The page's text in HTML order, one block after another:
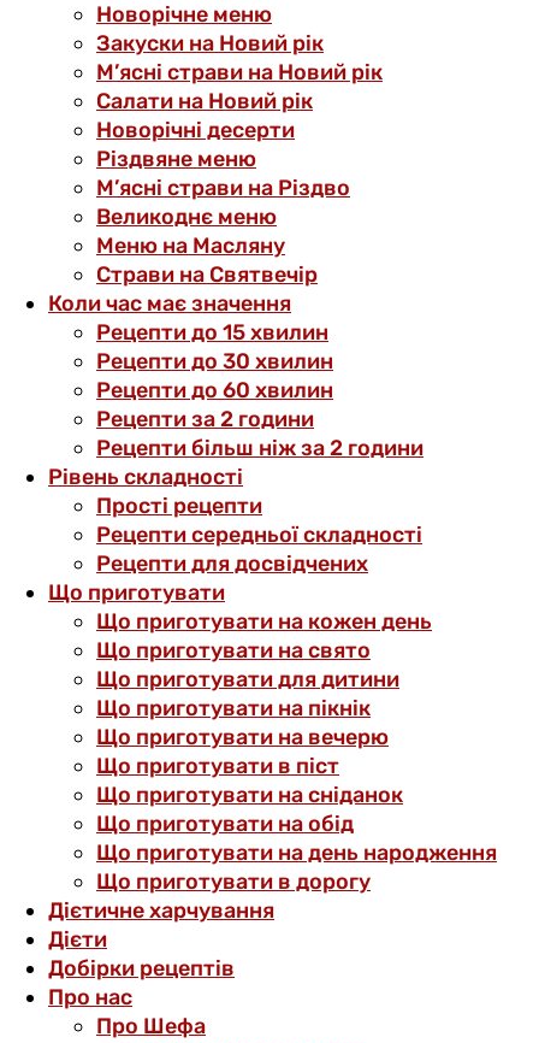
Новорічне меню
Закуски на Новий рік
М’ясні страви на Новий рік
Салати на Новий рік
Новорічні десерти
Різдвяне меню
М’ясні страви на Різдво
Великоднє меню
Меню на Масляну
Страви на Святвечір
Коли час має значення
Рецепти до 15 хвилин
Рецепти до 30 хвилин
Рецепти до 60 хвилин
Рецепти за 2 години
Рецепти більш ніж за 2 години
Рівень складності
Прості рецепти
Рецепти середньої складності
Рецепти для досвідчених
Що приготувати
Що приготувати на кожен день
Що приготувати на свято
Що приготувати для дитини
Що приготувати на пікнік
Що приготувати на вечерю
Що приготувати в піст
Що приготувати на сніданок
Що приготувати на обід
Що приготувати на день народження
Що приготувати в дорогу
Дієтичне харчування
Дієти
Добірки рецептів
Про нас
Про Шефа